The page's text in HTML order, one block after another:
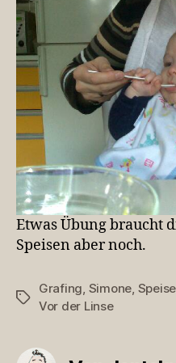
Etwas Übung braucht
Speisen aber noch.
Schlagwörter
Grafing Simone
Vor der Linse